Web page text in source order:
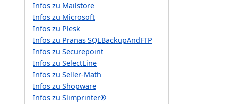
Infos zu Mailstore
Infos zu Microsoft
Infos zu Plesk
Infos zu Pranas SQLBackupAndFTP
Infos zu Securepoint
Infos zu SelectLine
Infos zu Seller-Math
Infos zu Shopware
Infos zu Slimprinter®